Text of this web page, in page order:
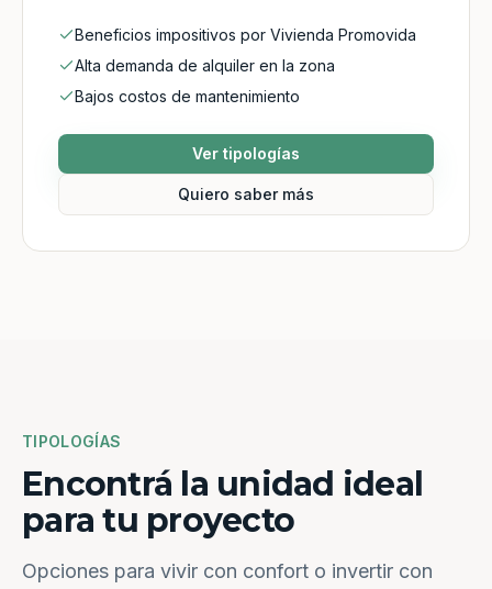
Beneficios impositivos por Vivienda Promovida
Alta demanda de alquiler en la zona
Bajos costos de mantenimiento
Ver tipologías
Quiero saber más
TIPOLOGÍAS
Encontrá la unidad ideal
para tu proyecto
Opciones para vivir con confort o invertir con